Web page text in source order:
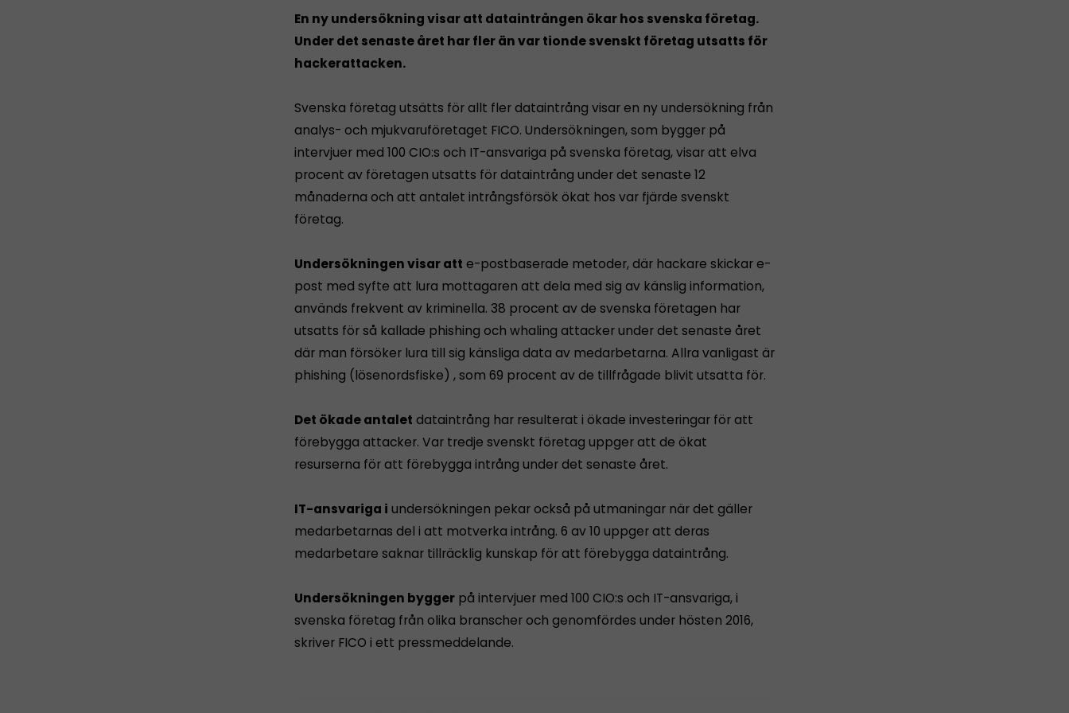
En ny undersökning visar att dataintrången ökar hos svenska företag.
Under det senaste året har fler än var tionde svenskt företag utsatts för
hackerattacken.
Svenska företag utsätts för allt fler dataintrång visar en ny undersökning från
analys- och mjukvaruföretaget FICO. Undersökningen, som bygger på
intervjuer med 100 CIO:s och IT-ansvariga på svenska företag, visar att elva
procent av företagen utsatts för dataintrång under det senaste 12
månaderna och att antalet intrångsförsök ökat hos var fjärde svenskt
företag.
Undersökningen visar att e-postbaserade metoder, där hackare skickar e-
post med syfte att lura mottagaren att dela med sig av känslig information,
används frekvent av kriminella. 38 procent av de svenska företagen har
utsatts för så kallade phishing och whaling attacker under det senaste året
där man försöker lura till sig känsliga data av medarbetarna. Allra vanligast är
phishing (lösenordsfiske) , som 69 procent av de tillfrågade blivit utsatta för.
Det ökade antalet dataintrång har resulterat i ökade investeringar för att
förebygga attacker. Var tredje svenskt företag uppger att de ökat
resurserna för att förebygga intrång under det senaste året.
IT-ansvariga i undersökningen pekar också på utmaningar när det gäller
medarbetarnas del i att motverka intrång. 6 av 10 uppger att deras
medarbetare saknar tillräcklig kunskap för att förebygga dataintrång.
Undersökningen bygger på intervjuer med 100 CIO:s och IT-ansvariga, i
svenska företag från olika branscher och genomfördes under hösten 2016,
skriver FICO i ett pressmeddelande.